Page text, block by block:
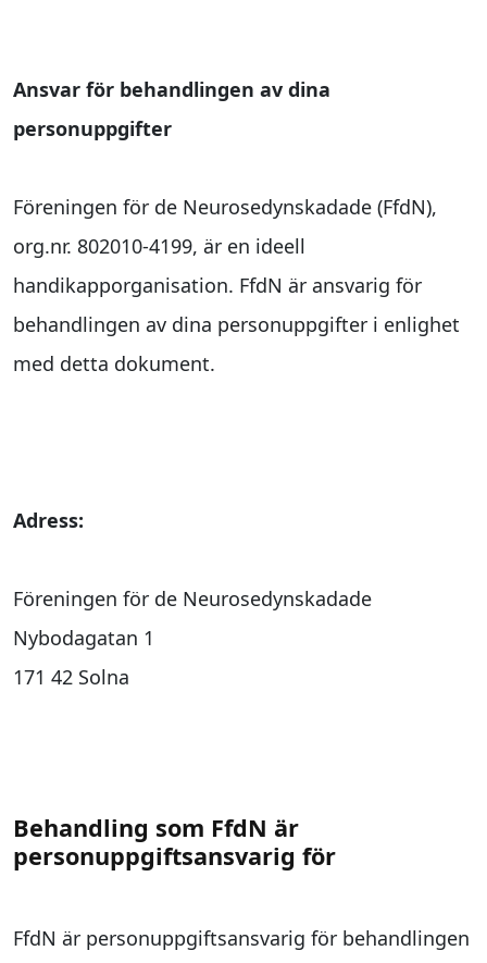
Ansvar för behandlingen av dina
personuppgifter
Föreningen för de Neurosedynskadade (FfdN),
org.nr. 802010-4199, är en ideell
handikapporganisation. FfdN är ansvarig för
behandlingen av dina personuppgifter i enlighet
med detta dokument.
Adress:
Föreningen för de Neurosedynskadade
Nybodagatan 1
171 42 Solna
Behandling som FfdN är
personuppgiftsansvarig för
FfdN är personuppgiftsansvarig för behandlingen